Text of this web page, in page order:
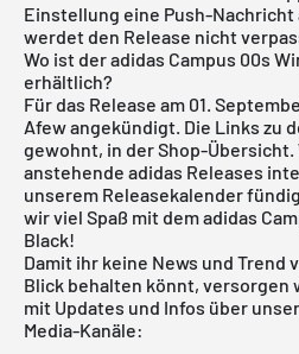
Einstellung eine Push-Nachricht
werdet den Release nicht
Wo ist der adidas Campus 00s
erhältlich?
Für das Release am 01.
Afew angekündigt. Die Links zu
gewohnt, in der Shop-Übersicht.
anstehende adidas Releases
unserem Releasekalender
wir viel Spaß mit dem adidas
Black!
Damit ihr keine News und Trend
Blick behalten könnt, versorgen
mit Updates und Infos über
Media-Kanäle: